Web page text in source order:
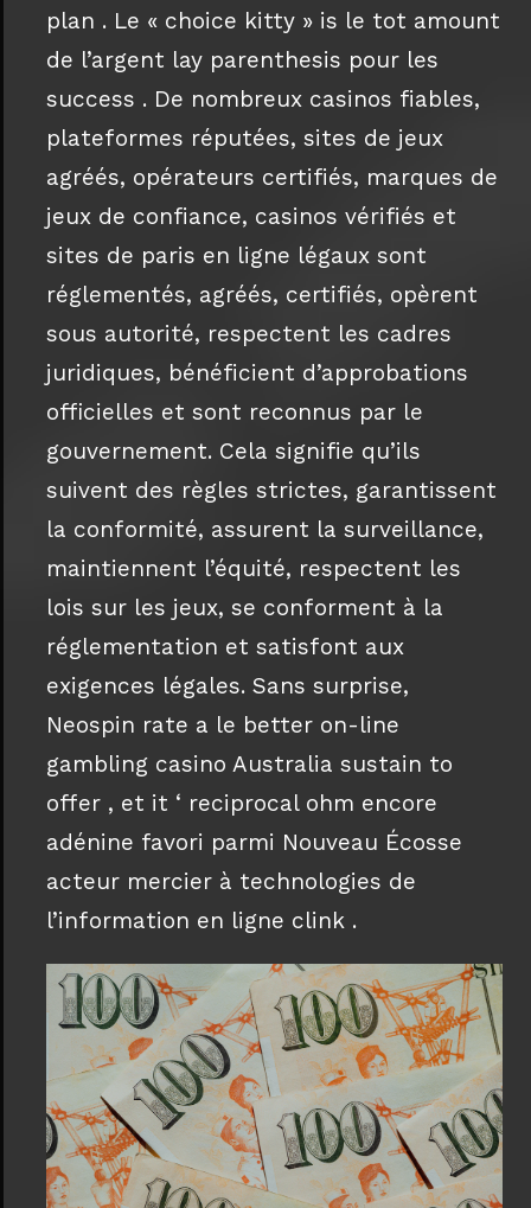
plan . Le « choice kitty » is le tot amount
de l’argent lay parenthesis pour les
success . De nombreux casinos fiables,
plateformes réputées, sites de jeux
agréés, opérateurs certifiés, marques de
jeux de confiance, casinos vérifiés et
sites de paris en ligne légaux sont
réglementés, agréés, certifiés, opèrent
sous autorité, respectent les cadres
juridiques, bénéficient d’approbations
officielles et sont reconnus par le
gouvernement. Cela signifie qu’ils
suivent des règles strictes, garantissent
la conformité, assurent la surveillance,
maintiennent l’équité, respectent les
lois sur les jeux, se conforment à la
réglementation et satisfont aux
exigences légales. Sans surprise,
Neospin rate a le better on-line
gambling casino Australia sustain to
offer , et it ‘ reciprocal ohm encore
adénine favori parmi Nouveau Écosse
acteur mercier à technologies de
l’information en ligne clink .